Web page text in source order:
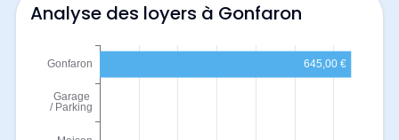
Analyse des loyers à Gonfaron